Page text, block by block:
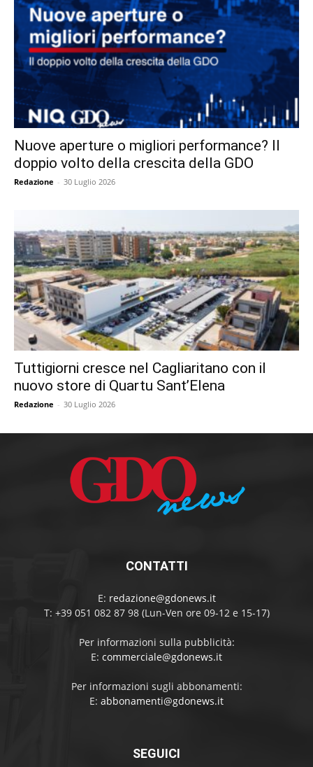
Nuove aperture o migliori performance? Il
doppio volto della crescita della GDO
Redazione - 30 Luglio 2026
Tuttigiorni cresce nel Cagliaritano con il
nuovo store di Quartu Sant’Elena
Redazione - 30 Luglio 2026
CONTATTI
E: redazione@gdonews.it
T: +39 051 082 87 98 (Lun-Ven ore 09-12 e 15-17)
Per informazioni sulla pubblicità:
E: commerciale@gdonews.it
Per informazioni sugli abbonamenti:
E: abbonamenti@gdonews.it
SEGUICI